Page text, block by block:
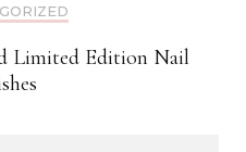
Limited Edition Nail